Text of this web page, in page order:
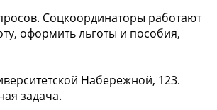
Соцкоординаторы работают
оформить льготы и пособия,
Набережной, 123.
задача.